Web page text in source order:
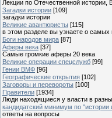
Лекции по Отечественной истории,
Загадки истории [109]
загадки истории
Великие авантюристы [115]
в этом разделе вы узнаете о самых
Боги народов мира [87]
Аферы века [37]
Самые громкие аферы 20 века
Великие операции спецслужб [99]
Гении ВМФ [96]
Географические открытия [102]
Заговоры и перевороты [100]
Правители [1934]
Люди находящиеся у власти в
кандидатский минимум по
ответы на вопросы